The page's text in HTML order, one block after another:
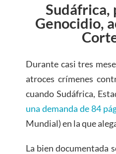
Sudáfrica,
Genocidio,
Durante casi tres
atroces crímenes
cuando Sudáfrica,
una demanda de 84
Mundial) en la que
La bien documentada